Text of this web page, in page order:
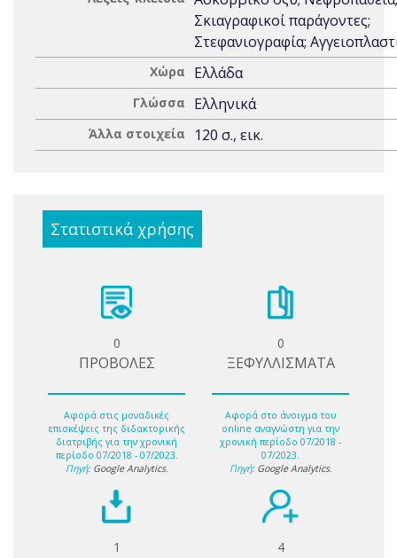
Σκιαγραφικοί παράγοντες;
Στεφανιογραφία;
Χώρα Ελλάδα
Γλώσσα Ελληνικά
Άλλα στοιχεία 120 σ., εικ.
Στατιστικά χρήσης
0
ΠΡΟΒΟΛΕΣ
Αφορά στις μοναδικές
επισκέψεις της διδακτορικής
διατριβής για την χρονική
περίοδο 07/2018 - 07/2023.
Πηγή: Google Analytics.
0
ΞΕΦΥΛΛΙΣΜΑΤΑ
Αφορά στο άνοιγμα του
online αναγνώστη για την
χρονική περίοδο 07/2018 -
07/2023.
Πηγή: Google Analytics.
1 4